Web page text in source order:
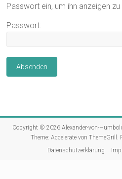
Passwort ein, um ihn anzeigen zu
Passwort:
Copyright © 2026Alexander-von-
Theme:Accelerate von ThemeGrill.
Datenschutzerklärung